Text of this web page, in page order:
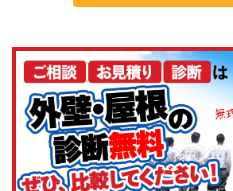
2025/5/28
総合評価：
いつも当社の塗料をご採用いただき
います。塗装技術の高さと丁寧な仕事
としても安心して商品をお届けできて
線でのご提案や、施工後のフォロー
信頼できるパートナー様です。今後
ックペイントの製品をどうぞよろしく